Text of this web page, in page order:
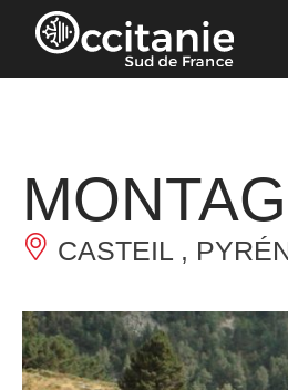
Cookie-Einstellungen
CASTEIL ,